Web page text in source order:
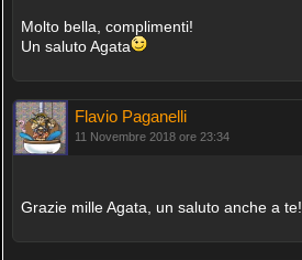
Molto bella, complimenti!
Un saluto Agata
Flavio Paganelli
11 Novembre 2018 ore 23:34
Grazie mille Agata, un saluto anche a te!